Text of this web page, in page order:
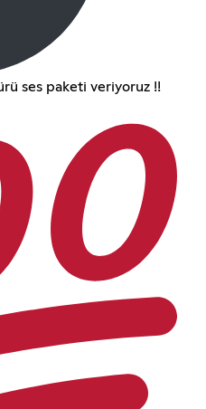
ses paketi veriyoruz !!